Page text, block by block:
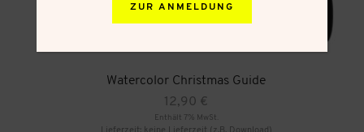
Watercolor Christmas Guide
12,90 €
Enthält 7% MwSt.
ZUR ANMELDUNG